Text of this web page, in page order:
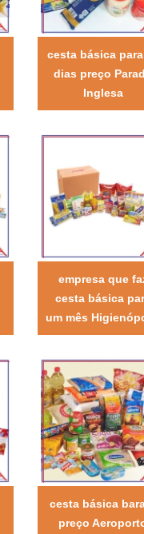
cesta básica
dias preço
Inglesa
empresa que
cesta básica
um mês
cesta básica
preço